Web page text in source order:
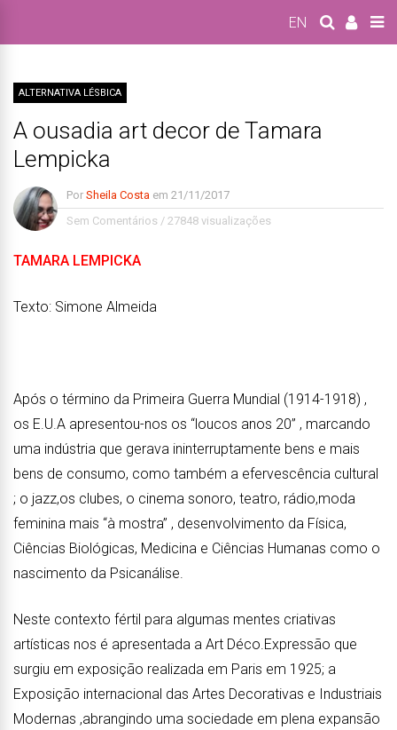
EN
ALTERNATIVA LÉSBICA
A ousadia art decor de Tamara
Lempicka
Por Sheila Costa em 21/11/2017
Sem Comentários / 27848 visualizações
TAMARA LEMPICKA
Texto: Simone Almeida
Após o término da Primeira Guerra Mundial (1914-1918) ,
os E.U.A apresentou-nos os “loucos anos 20” , marcando
uma indústria que gerava ininterruptamente bens e mais
bens de consumo, como também a efervescência cultural
; o jazz,os clubes, o cinema sonoro, teatro, rádio,moda
feminina mais “à mostra” , desenvolvimento da Física,
Ciências Biológicas, Medicina e Ciências Humanas como o
nascimento da Psicanálise.
Neste contexto fértil para algumas mentes criativas
artísticas nos é apresentada a Art Déco.Expressão que
surgiu em exposição realizada em Paris em 1925; a
Exposição internacional das Artes Decorativas e Industriais
Modernas ,abrangindo uma sociedade em plena expansão